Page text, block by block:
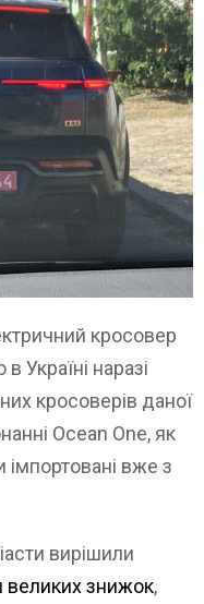
кросовер
Україні наразі
кросоверів даної
Ocean One, як
вже з
вирішили
великих знижок,